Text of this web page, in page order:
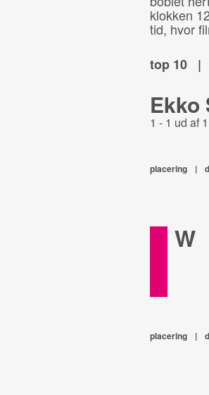
klokken
tid, hvor
top 10
|
Ekko
1 - 1 ud af
placering |
W
placering |